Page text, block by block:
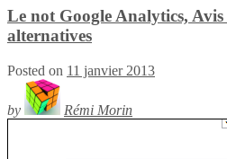
Le not Google Analytics, Avis
alternatives
Posted on 11 janvier 2013
by Rémi Morin